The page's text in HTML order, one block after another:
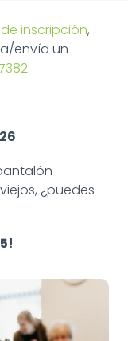
inscripción,
envía un
.
¿puedes